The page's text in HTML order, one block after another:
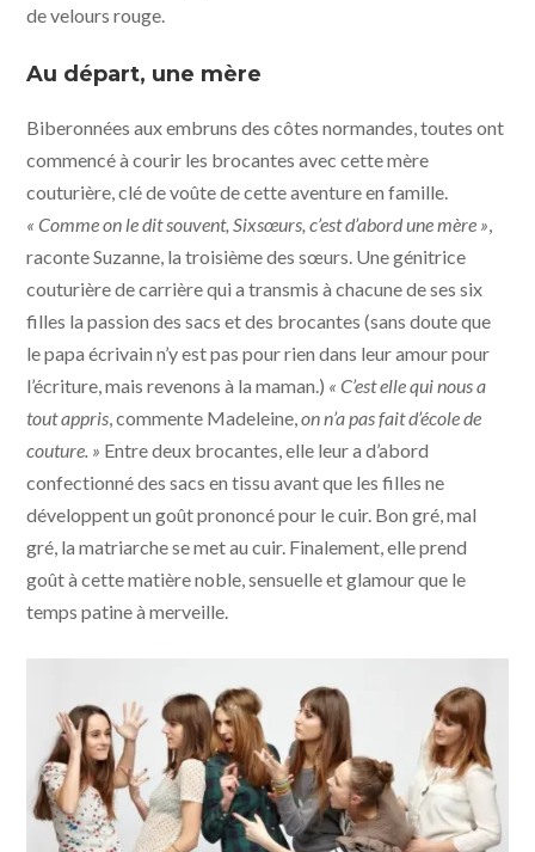
de velours rouge.
Au départ, une mère
Biberonnées aux embruns des côtes normandes, toutes ont
commencé à courir les brocantes avec cette mère
couturière, clé de voûte de cette aventure en famille.
« Comme on le dit souvent, Sixsœurs, c’est d’abord une mère »,
raconte Suzanne, la troisième des sœurs. Une génitrice
couturière de carrière qui a transmis à chacune de ses six
filles la passion des sacs et des brocantes (sans doute que
le papa écrivain n’y est pas pour rien dans leur amour pour
l’écriture, mais revenons à la maman.) « C’est elle qui nous a
tout appris, commente Madeleine,on n’a pas fait d’école de
couture. » Entre deux brocantes, elle leur a d’abord
confectionné des sacs en tissu avant que les filles ne
développent un goût prononcé pour le cuir. Bon gré, mal
gré, la matriarche se met au cuir. Finalement, elle prend
goût à cette matière noble, sensuelle et glamour que le
temps patine à merveille.